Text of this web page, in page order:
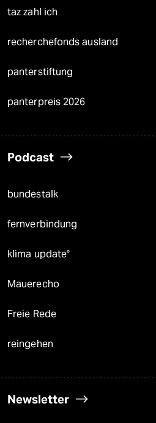
taz zahl ich
recherchefonds ausland
panterstiftung
panterpreis 2026
Podcast
bundestalk
fernverbindung
klima update°
Mauerecho
Freie Rede
reingehen
Newsletter